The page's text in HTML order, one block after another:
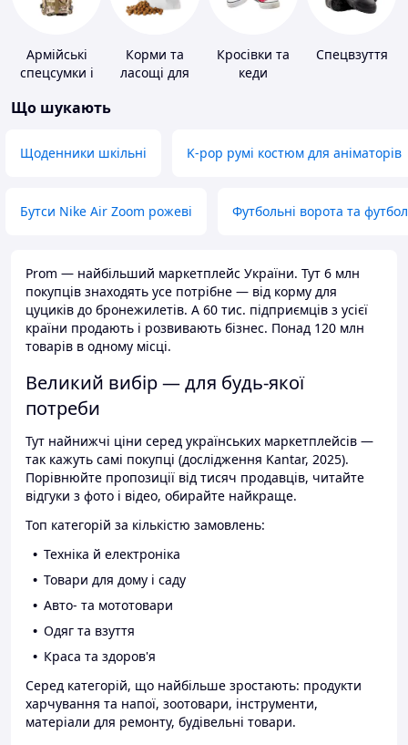
Армійські
спецсумки і
Корми та
ласощі для
Кросівки та
кеди
Спецвзуття
Що шукають
Щоденники шкільні K-pop румі костюм для аніматорів
Бутси Nike Air Zoom рожеві Футбольні ворота та
Prom — найбільший маркетплейс України. Тут 6 млн
покупців знаходять усе потрібне — від корму для
цуциків до бронежилетів. А 60 тис. підприємців з усієї
країни продають і розвивають бізнес. Понад 120 млн
товарів в одному місці.
Великий вибір — для будь-якої
потреби
Тут найнижчі ціни серед українських маркетплейсів —
так кажуть самі покупці (дослідження Kantar, 2025).
Порівнюйте пропозиції від тисяч продавців, читайте
відгуки з фото і відео, обирайте найкраще.
Топ категорій за кількістю замовлень:
Техніка й електроніка
Товари для дому і саду
Авто- та мототовари
Одяг та взуття
Краса та здоров'я
Серед категорій, що найбільше зростають: продукти
харчування та напої, зоотовари, інструменти,
матеріали для ремонту, будівельні товари.